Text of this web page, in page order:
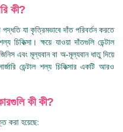
কী?
যা কৃত্রিমভাবে দাঁত পরিবর্তন করতে
ক্ষয়ে যাওয়া দাঁতগুলি ডেন্টাল
এবং মূল্যবান বা অ-মূল্যবান ধাতু দিয়ে
ডেন্টাল শল্য চিকিত্সার একটি আরও
কী কী?
করা হয়েছে: